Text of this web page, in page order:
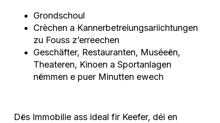
Grondschoul
Crèchen a Kannerbetreiungsariichtungen
zu Fouss z’erreechen
Geschäfter, Restauranten, Muséeën,
Theateren, Kinoen a Sportanlagen
nëmmen e puer Minutten ewech
Dës Immobilie ass ideal fir Keefer, déi en